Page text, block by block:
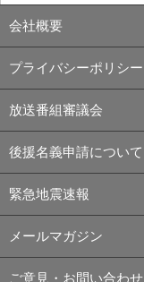
会社概要
プライバシーポリシー
放送番組審議会
後援名義申請について
緊急地震速報
メールマガジン
ご意見・お問い合わせ